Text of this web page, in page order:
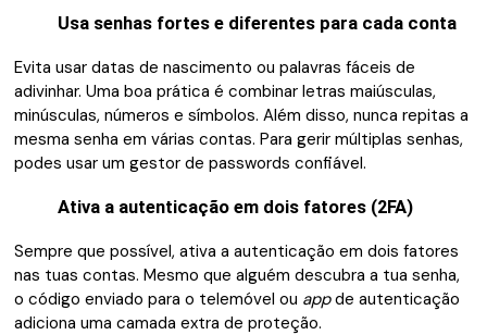
Usa senhas fortes e diferentes para cada conta
Evita usar datas de nascimento ou palavras fáceis de
adivinhar. Uma boa prática é combinar letras maiúsculas,
minúsculas, números e símbolos. Além disso, nunca repitas a
mesma senha em várias contas. Para gerir múltiplas senhas,
podes usar um gestor de passwords confiável.
Ativa a autenticação em dois fatores (2FA)
Sempre que possível, ativa a autenticação em dois fatores
nas tuas contas. Mesmo que alguém descubra a tua senha,
o código enviado para o telemóvel ou appde autenticação
adiciona uma camada extra de proteção.